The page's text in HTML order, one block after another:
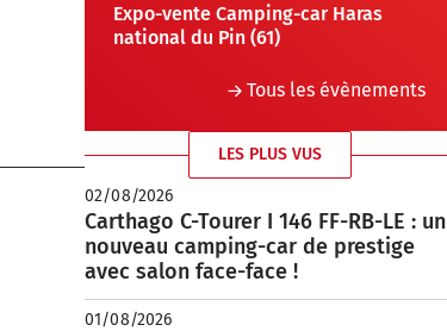
Expo-vente Camping-car Haras
national du Pin (61)
Tous les évènements
LES PLUS VUS
02/08/2026
Carthago C-Tourer I 146 FF-RB-LE : un
nouveau camping-car de prestige
avec salon face-face !
01/08/2026